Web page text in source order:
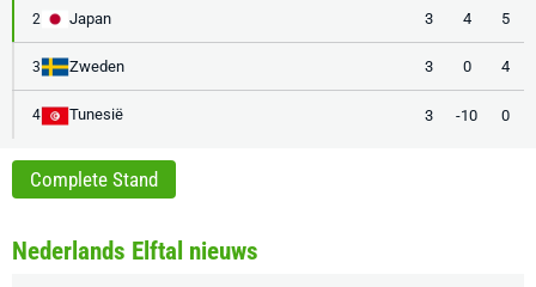
2 Japan 3 4 5
3 Zweden 3 0 4
4 Tunesië 3 -10 0
Complete Stand
Nederlands Elftal nieuws